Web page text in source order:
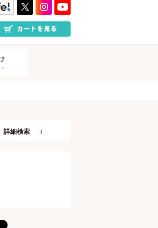
詳細検索